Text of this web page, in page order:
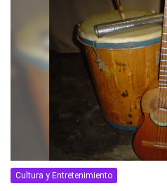
Cultura y Entretenimiento